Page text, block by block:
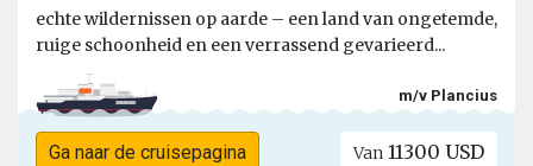
echte wildernissen op aarde – een land van ongetemde,
ruige schoonheid en een verrassend gevarieerd...
m/v Plancius
Ga naar de cruisepagina Van 11300 USD